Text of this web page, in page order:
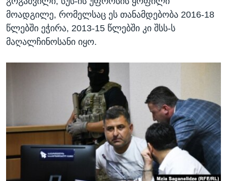
მოადგილე, რომელსაც ეს თანამდებობა 2016-18
წლებში ეჭირა, 2013-15 წლებში კი შსს-ს
მაღალჩინოსანი იყო.